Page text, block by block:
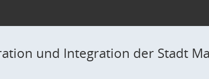
und Integration der Stadt